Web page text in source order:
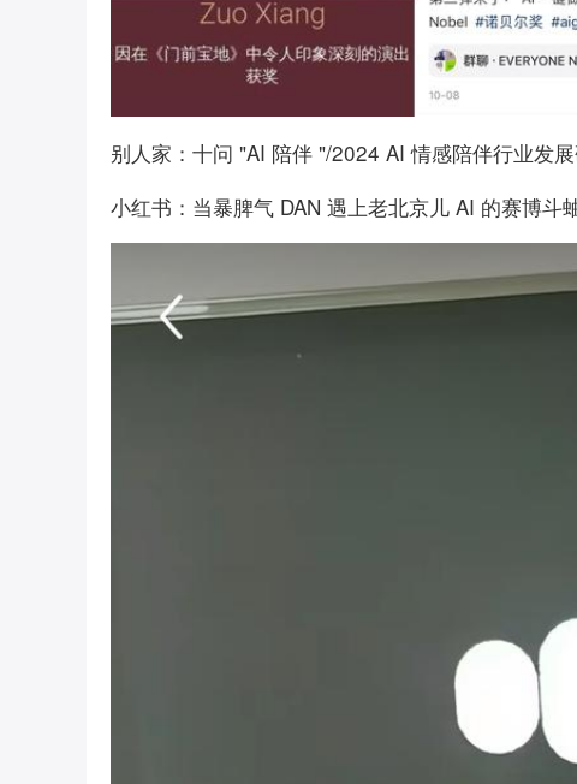
别人家：十问 "AI 陪伴 "/2024 AI 情感陪伴行业发展
小红书：当暴脾气 DAN 遇上老北京儿 AI 的赛博斗